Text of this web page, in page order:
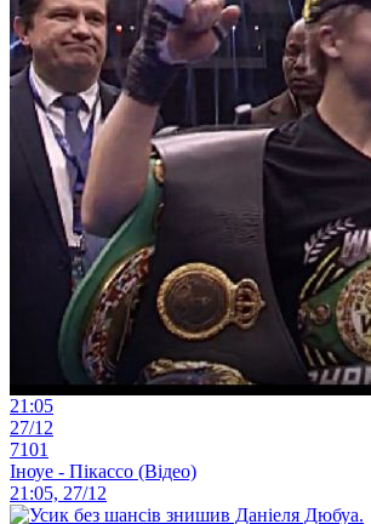
21:05
27/12
7101
Іноуе - Пікассо (Відео)
21:05, 27/12